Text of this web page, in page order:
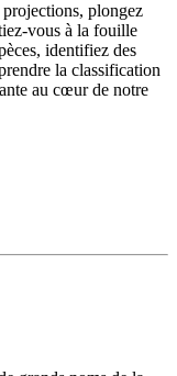
projections, plongez
vous à la fouille
identifiez des
la classification
au cœur de notre